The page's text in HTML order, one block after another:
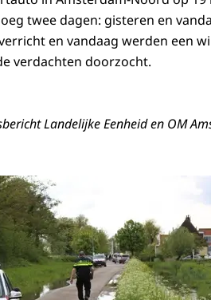
twee dagen: gisteren en
en vandaag werden een
verdachten doorzocht.
Landelijke Eenheid en OM